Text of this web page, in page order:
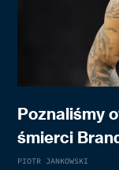
Poznaliśmy
śmierci
PIOTR JANKOWSKI